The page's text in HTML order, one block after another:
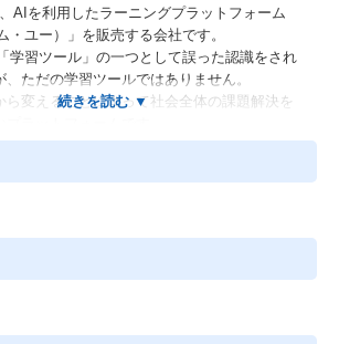
AIを利用したラーニングプラットフォーム
・ユー）」を販売する会社です。
学習ツール」の一つとして誤った認識をされ
ただの学習ツールではありません。
ら変えることによって社会全体の課題解決を
合わせた最適な学習を実現し、学習者の能力
きる上、
行うことができます。